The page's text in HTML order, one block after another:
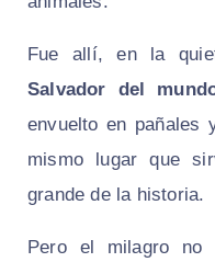
Fue allí, en la
Salvador del
envuelto en pañales
mismo lugar que
grande de la historia.
Pero el milagro no